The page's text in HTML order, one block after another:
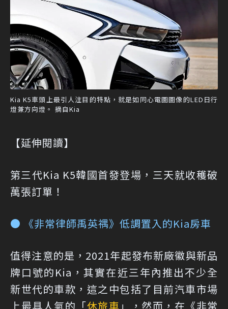
Kia K5車頭上最引人注目的特點，就是如同心電圖圖像的LED日行
燈兼方向燈。 摘自Kia
【延伸閱讀】
第三代Kia K5韓國首發登場，三天就收穫破
萬張訂單！
● 《非常律師禹英禑》低調置入的Kia房車
值得注意的是，2021年起發布新廠徽與新品
牌口號的Kia，其實在近三年內推出不少全
新世代的車款，這之中包括了目前汽車市場
上最具人氣的「休旅車 」，然而，在《非常